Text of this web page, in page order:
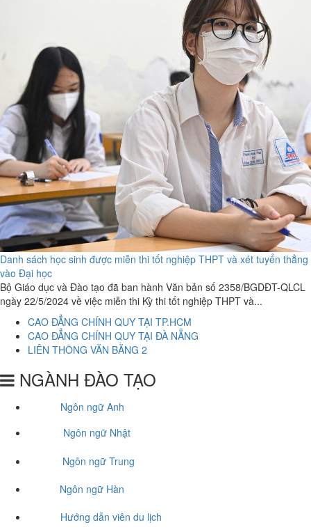
Danh sách học sinh được miễn thi tốt nghiệp THPT và xét tuyển thẳng
vào Đại học
Bộ Giáo dục và Đào tạo đã ban hành Văn bản số 2358/BGDĐT-QLCL
ngày 22/5/2024 về việc miễn thi Kỳ thi tốt nghiệp THPT và...
CAO ĐẲNG CHÍNH QUY TẠI TP.HCM
CAO ĐẲNG CHÍNH QUY TẠI ĐÀ NẴNG
LIÊN THÔNG VĂN BẰNG 2
NGÀNH ĐÀO TẠO
Ngôn ngữ Anh
Ngôn ngữ Nhật
Ngôn ngữ Trung
Ngôn ngữ Hàn
Hướng dẫn viên du lịch